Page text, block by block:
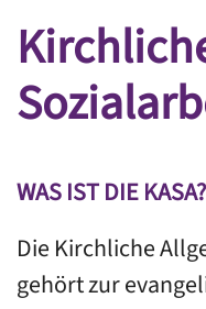
WAS IST DIE KASA?
Die Kirchliche
gehört zur